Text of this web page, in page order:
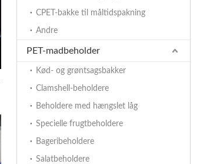
CPET-bakke til måltidspakning
Andre
PET-madbeholder
Kød- og grøntsagsbakker
Clamshell-beholdere
Beholdere med hængslet låg
Specielle frugtbeholdere
Bageribeholdere
Salatbeholdere